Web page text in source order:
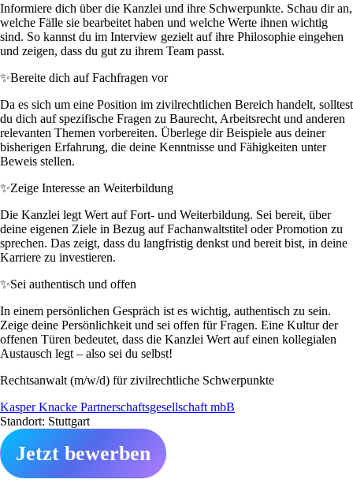
Informiere dich über die Kanzlei und ihre Schwerpunkte. Schau dir an,
welche Fälle sie bearbeitet haben und welche Werte ihnen wichtig
sind. So kannst du im Interview gezielt auf ihre Philosophie eingehen
und zeigen, dass du gut zu ihrem Team passt.
✨Bereite dich auf Fachfragen vor
Da es sich um eine Position im zivilrechtlichen Bereich handelt, solltest
du dich auf spezifische Fragen zu Baurecht, Arbeitsrecht und anderen
relevanten Themen vorbereiten. Überlege dir Beispiele aus deiner
bisherigen Erfahrung, die deine Kenntnisse und Fähigkeiten unter
Beweis stellen.
✨Zeige Interesse an Weiterbildung
Die Kanzlei legt Wert auf Fort- und Weiterbildung. Sei bereit, über
deine eigenen Ziele in Bezug auf Fachanwaltstitel oder Promotion zu
sprechen. Das zeigt, dass du langfristig denkst und bereit bist, in deine
Karriere zu investieren.
✨Sei authentisch und offen
In einem persönlichen Gespräch ist es wichtig, authentisch zu sein.
Zeige deine Persönlichkeit und sei offen für Fragen. Eine Kultur der
offenen Türen bedeutet, dass die Kanzlei Wert auf einen kollegialen
Austausch legt – also sei du selbst!
Rechtsanwalt (m/w/d) für zivilrechtliche Schwerpunkte
Kasper Knacke Partnerschaftsgesellschaft mbB
Standort: Stuttgart
Jetzt bewerben